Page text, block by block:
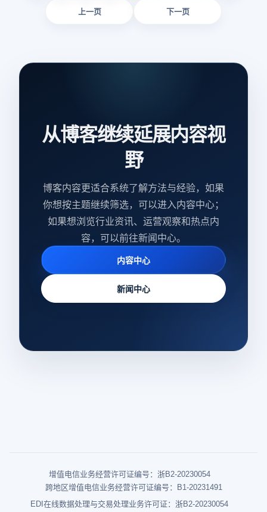
上一页 下一页
从博客继续延展内容视
野
博客内容更适合系统了解方法与经验，如果
你想按主题继续筛选，可以进入内容中心；
如果想浏览行业资讯、运营观察和热点内
容，可以前往新闻中心。
内容中心
新闻中心
增值电信业务经营许可证编号：浙B2-20230054
跨地区增值电信业务经营许可证编号：B1-20231491
EDI在线数据处理与交易处理业务许可证：浙B2-20230054